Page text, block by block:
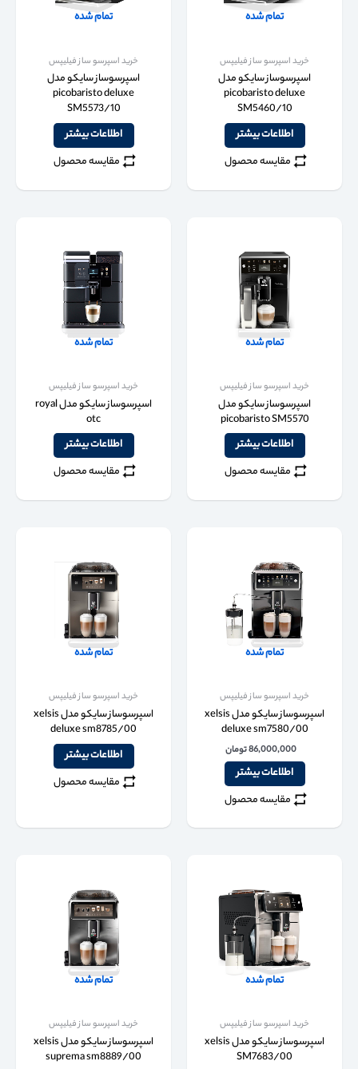
تمام شده
خرید اسپرسو ساز فیلیپس
اسپرسوساز سایکو مدل
picobaristo deluxe
SM5460/10
اطلاعات بیشتر
مقایسه محصول
تمام شده
خرید اسپرسو ساز فیلیپس
اسپرسوساز سایکو مدل
picobaristo deluxe
SM5573/10
اطلاعات بیشتر
مقایسه محصول
تمام شده
خرید اسپرسو ساز فیلیپس
اسپرسوساز سایکو مدل
picobaristo SM5570
اطلاعات بیشتر
مقایسه محصول
تمام شده
خرید اسپرسو ساز فیلیپس
اسپرسوساز سایکو مدل royal
otc
اطلاعات بیشتر
مقایسه محصول
تمام شده
خرید اسپرسو ساز فیلیپس
اسپرسوساز سایکو مدل xelsis
deluxe sm7580/00
86,000,000تومان
اطلاعات بیشتر
مقایسه محصول
تمام شده
خرید اسپرسو ساز فیلیپس
اسپرسوساز سایکو مدل xelsis
deluxe sm8785/00
اطلاعات بیشتر
مقایسه محصول
تمام شده
خرید اسپرسو ساز فیلیپس
اسپرسوساز سایکو مدل xelsis
SM7683/00
تمام شده
خرید اسپرسو ساز فیلیپس
اسپرسوساز سایکو مدل xelsis
suprema sm8889/00